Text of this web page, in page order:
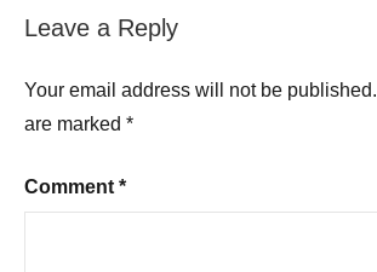
Leave a Reply
Your email address will not be published.
are marked *
Comment *